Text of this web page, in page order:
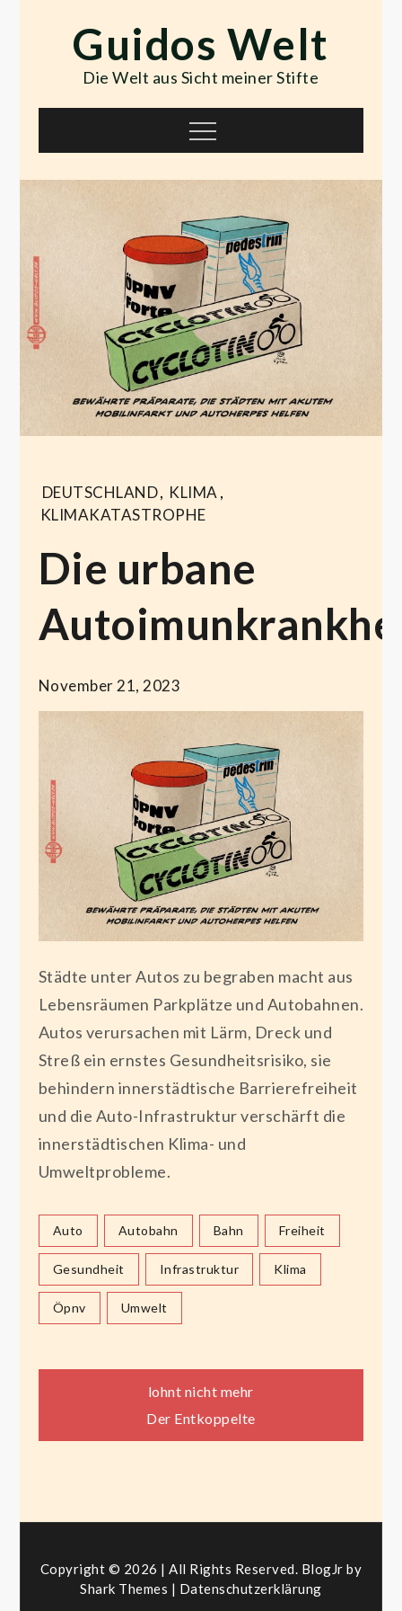
contentGuidos Welt
Die Welt aus Sicht meiner Stifte
Menu
DEUTSCHLAND, KLIMA ,
KLIMAKATASTROPHE
Die urbane
November 21, 2023
Städte unter Autos zu begraben macht aus
Lebensräumen Parkplätze und Autobahnen.
Autos verursachen mit Lärm, Dreck und
Streß ein ernstes Gesundheitsrisiko, sie
behindern innerstädtische Barrierefreiheit
und die Auto-Infrastruktur verschärft die
innerstädtischen Klima- und
Umweltprobleme.
Auto Autobahn Bahn Freiheit
Gesundheit Infrastruktur Klima
Öpnv Umwelt
Beitragsnavigation
lohnt nicht mehr
Der Entkoppelte
Copyright © 2026 | All Rights Reserved. BlogJr by
Shark Themes | Datenschutzerklärung